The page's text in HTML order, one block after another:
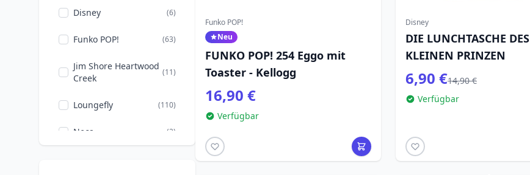
Weihnachten (1)
Disney (6)
Funko POP! (63)
Jim Shore Heartwood
Creek
(11)
Loungefly (110)
Neca (2)
Funko POP!
Neu
FUNKO POP! 254 Eggo mit
Toaster - Kellogg
16,90 €
Verfügbar
Disney
DIE LUNCHTASCHE DES
KLEINEN PRINZEN
6,90 €14,90 €
Verfügbar